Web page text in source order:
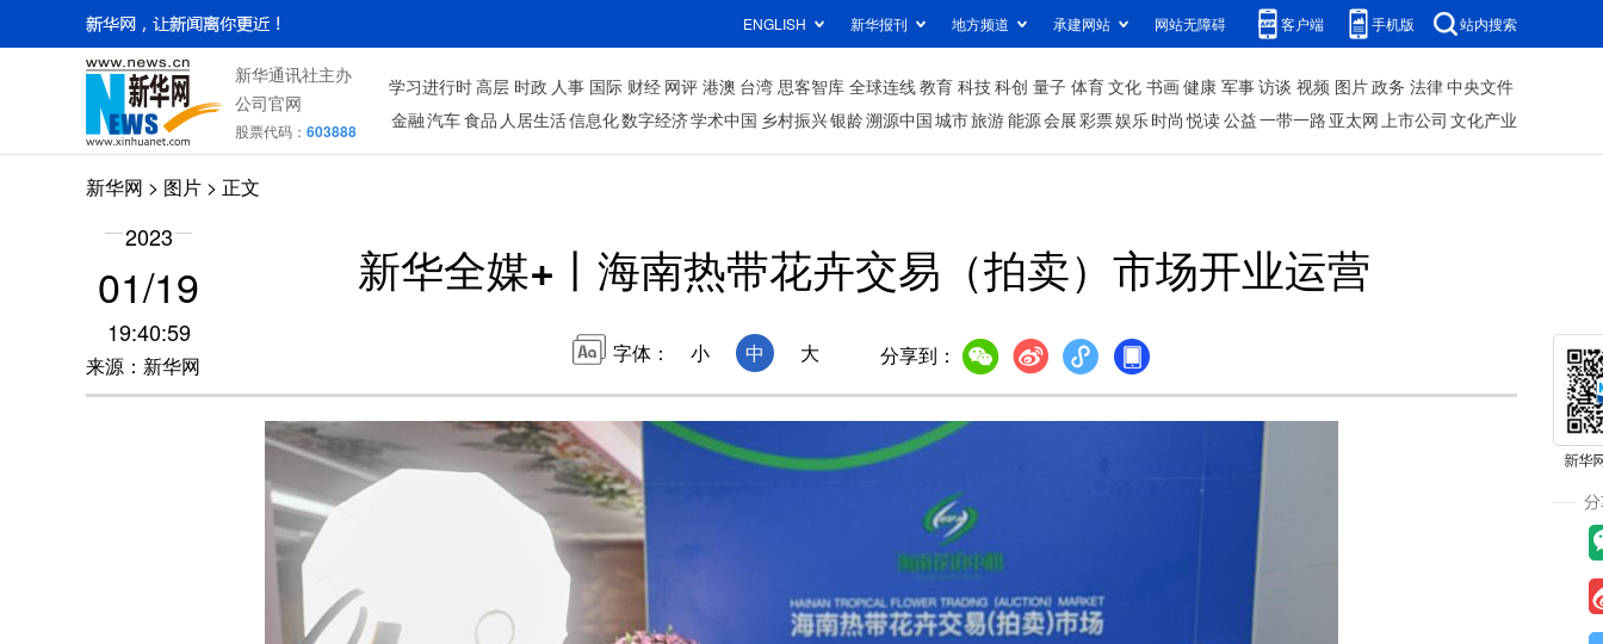
ENGLISH 新华报刊 地方频道 承建网站 网站无障碍 客户端 手机版 站内搜索
新华通讯社主办
公司官网
股票代码： 603888
学习进行时高层 时政 人事 国际 财经 网评 港澳 台湾 思客智库 全球连线教育 科技科创 量子 体育文化 书画健康 军事访谈 视频 图片政务 法律中央文件
金融汽车食品 人居生活信息化数字经济学术中国 乡村振兴银龄溯源中国城市旅游能源会展彩票娱乐时尚 悦读公益一带一路 亚太网上市公司 文化产业
新华网 > 图片 > 正文
2023
01/19
19:40:59
来源：新华网
新华全媒+丨海南热带花卉交易（拍卖）市场开业运营
字体： 小 中 大 分享到：